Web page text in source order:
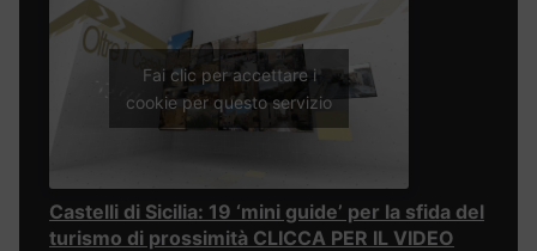
Fai clic per accettare i
cookie per questo servizio
Castelli di Sicilia: 19 ‘mini guide’ per la sfida del
turismo di prossimità CLICCA PER IL VIDEO